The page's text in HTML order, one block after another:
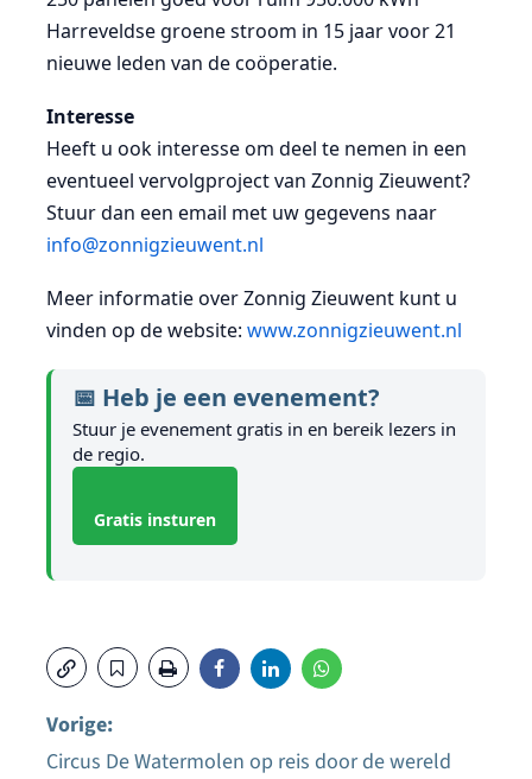
Harreveldse groene stroom in 15 jaar voor 21
nieuwe leden van de coöperatie.
Interesse
Heeft u ook interesse om deel te nemen in een
eventueel vervolgproject van Zonnig Zieuwent?
Stuur dan een email met uw gegevens naar
info@zonnigzieuwent.nl
Meer informatie over Zonnig Zieuwent kunt u
vinden op de website: www.zonnigzieuwent.nl
📅 Heb je een evenement?
Stuur je evenement gratis in en bereik lezers in
de regio.
Gratis insturen
Vorige:
Circus De Watermolen op reis door de wereld